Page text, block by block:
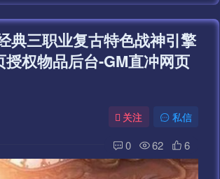
典三职业复古特色战神引擎
权物品后台-GM直冲网页
关注 私信
0 62 6